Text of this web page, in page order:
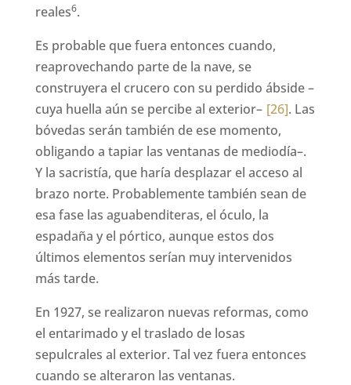
reales6.
Es probable que fuera entonces cuando,
reaprovechando parte de la nave, se
construyera el crucero con su perdido ábside –
cuya huella aún se percibe al exterior– [26]. Las
bóvedas serán también de ese momento,
obligando a tapiar las ventanas de mediodía–.
Y la sacristía, que haría desplazar el acceso al
brazo norte. Probablemente también sean de
esa fase las aguabenditeras, el óculo, la
espadaña y el pórtico, aunque estos dos
últimos elementos serían muy intervenidos
más tarde.
En 1927, se realizaron nuevas reformas, como
el entarimado y el traslado de losas
sepulcrales al exterior. Tal vez fuera entonces
cuando se alteraron las ventanas.